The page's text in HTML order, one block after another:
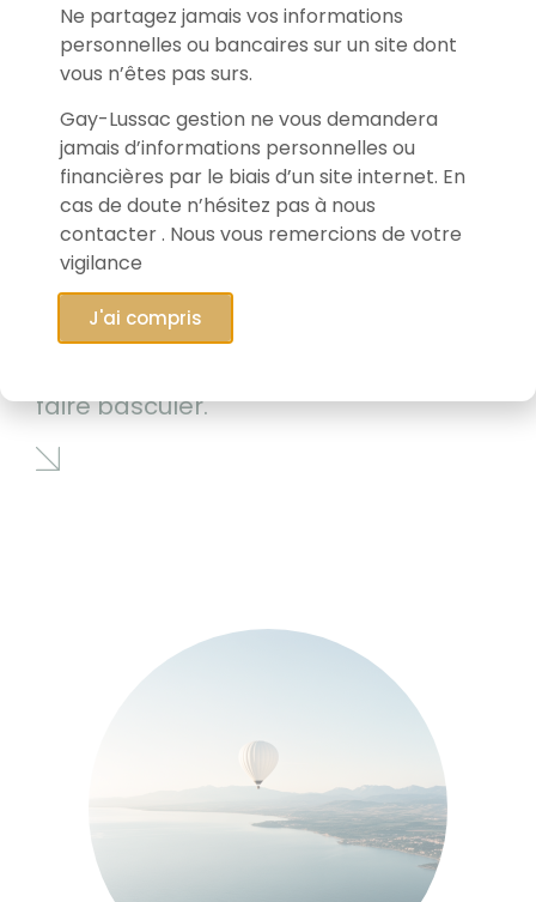
faire basculer.
Ne partagez jamais vos informations
personnelles ou bancaires sur un site dont
vous n’êtes pas surs.
Gay-Lussac gestion ne vous demandera
jamais d’informations personnelles ou
financières par le biais d’un site internet. En
cas de doute n’hésitez pas à nous
contacter . Nous vous remercions de votre
vigilance
J'ai compris